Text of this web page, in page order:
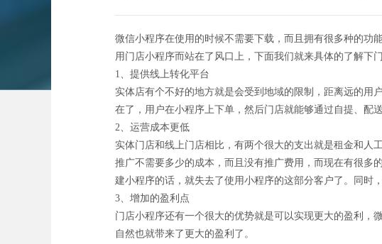
微信小程序在使用的时候不需要下载，而且拥有很多种的功
用门店小程序而站在了风口上，下面我们就来具体的了解下
1、提供线上转化平台
实体店有个不好的地方就是会受到地域的限制，距离远的用
在了，用户在小程序上下单，然后门店就能够通过自提、配
2、运营成本更低
实体门店和线上门店相比，有两个很大的支出就是租金和人
推广不需要多少的成本，而且没有推广费用，而现在有很多
建小程序的话，就失去了使用小程序的这部分客户了。同时
3、增加的盈利点
门店小程序还有一个很大的优势就是可以实现更大的盈利，
自然也就带来了更大的盈利了。